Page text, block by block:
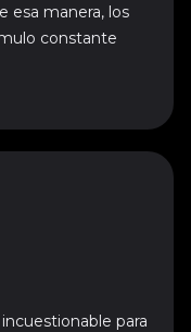
esa manera, los
constante
para